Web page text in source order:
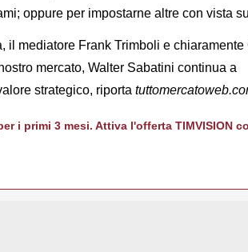
oppure per impostarne altre con vista
il mediatore Frank Trimboli e
mercato, Walter Sabatini continua a
strategico, riporta
i primi 3 mesi. Attiva l'offerta TIMVISION